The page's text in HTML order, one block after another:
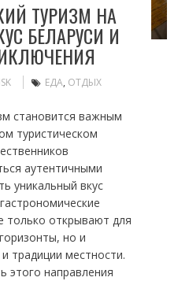
ТУРИЗМ НА
БЕЛАРУСИ И
ЕДА, ОТДЫХ
становится важным
туристическом
аутентичными
уникальный вкус
только открывают для
но и
традиции местности.
этого направления